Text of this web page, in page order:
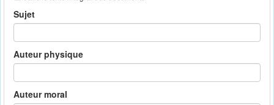
Sujet
Auteur physique
Auteur moral